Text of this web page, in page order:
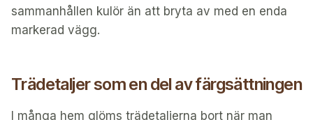
sammanhållen kulör än att bryta av med en enda
markerad vägg.
Trädetaljer som en del av färgsättningen
I många hem glöms trädetaljerna bort när man